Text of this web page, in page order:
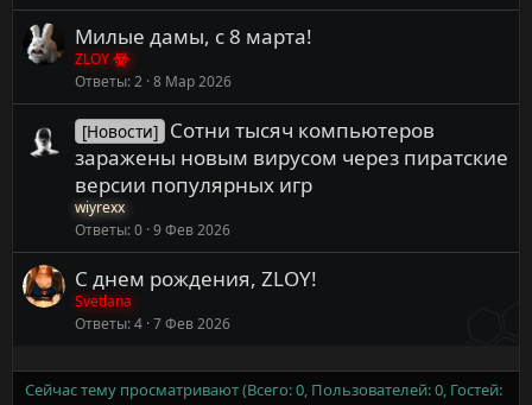
Милые дамы, с 8 марта!
ZLOY
Ответы 2 8 Мар 2026
[Новости] Сотни тысяч компьютеров
заражены новым вирусом через пиратские
версии популярных игр
wiyrexx
Ответы 0 9 Фев 2026
С днем рождения, ZLOY!
Svetlana
Ответы 4 7 Фев 2026
Сейчас тему просматривают (Всего: 0, Пользователей: 0, Гостей: